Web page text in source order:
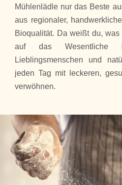
Mühlenlädle nur das Beste
aus regionaler,
Bioqualität. Da weißt du,
auf das Wesentliche
Lieblingsmenschen und
jeden Tag mit leckeren,
verwöhnen.